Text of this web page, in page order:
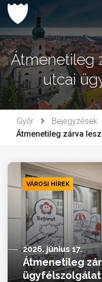
Ugrás
tartalomhoz
Átmenetileg
utcai
Győr Bejegyzések
Átmenetileg zárva
VÁROSI HÍREK
2026. június 17.
Átmenetileg
ügyfélszolgálat